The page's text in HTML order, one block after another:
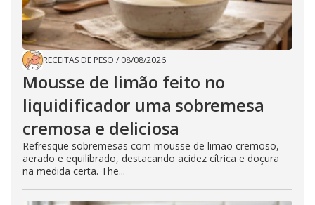
RECEITAS DE PESO / 08/08/2026
Mousse de limão feito no
liquidificador uma sobremesa
cremosa e deliciosa
Refresque sobremesas com mousse de limão cremoso,
aerado e equilibrado, destacando acidez cítrica e doçura
na medida certa. The...